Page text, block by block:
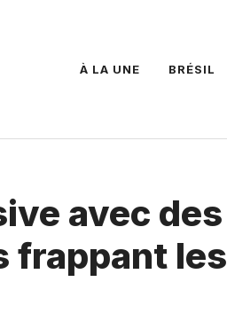
À LA UNE BRÉSIL
avec des
frappant les